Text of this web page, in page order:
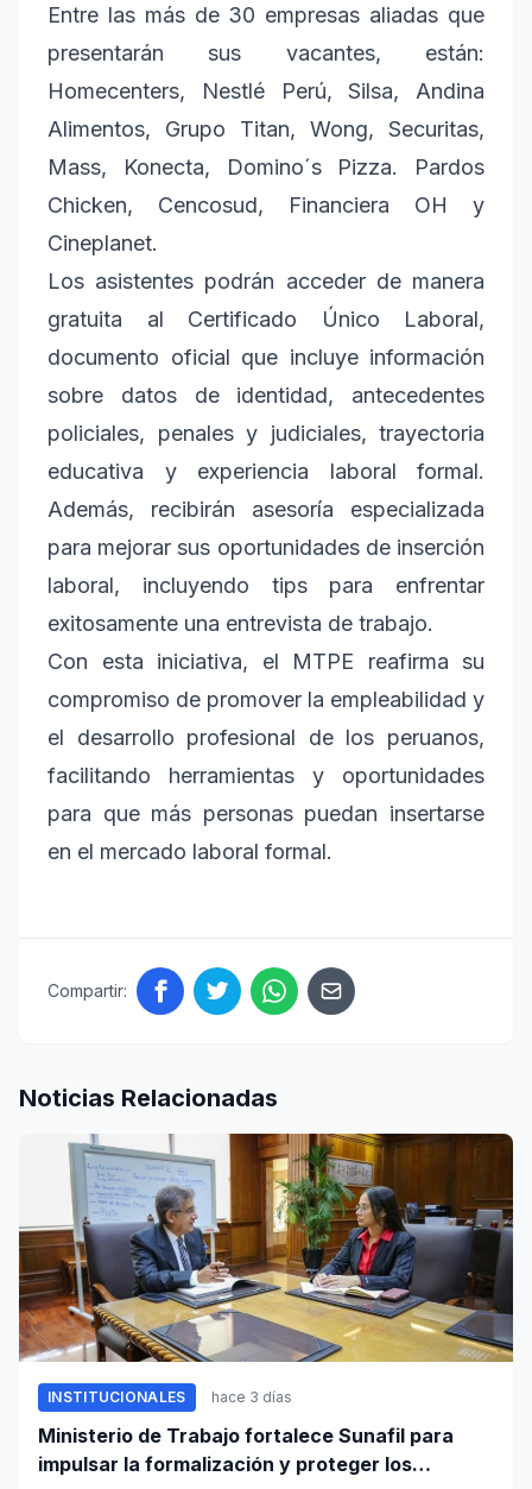
Entre las más de 30 empresas aliadas que
presentarán sus vacantes, están:
Homecenters, Nestlé Perú, Silsa, Andina
Alimentos, Grupo Titan, Wong, Securitas,
Mass, Konecta, Domino´s Pizza. Pardos
Chicken, Cencosud, Financiera OH y
Cineplanet.
Los asistentes podrán acceder de manera
gratuita al Certificado Único Laboral,
documento oficial que incluye información
sobre datos de identidad, antecedentes
policiales, penales y judiciales, trayectoria
educativa y experiencia laboral formal.
Además, recibirán asesoría especializada
para mejorar sus oportunidades de inserción
laboral, incluyendo tips para enfrentar
exitosamente una entrevista de trabajo.
Con esta iniciativa, el MTPE reafirma su
compromiso de promover la empleabilidad y
el desarrollo profesional de los peruanos,
facilitando herramientas y oportunidades
para que más personas puedan insertarse
en el mercado laboral formal.
Compartir:
Noticias Relacionadas
INSTITUCIONALES hace 3 días
Ministerio de Trabajo fortalece Sunafil para
impulsar la formalización y proteger los